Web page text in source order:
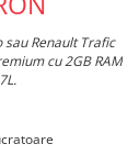
Renault Trafic
cu 2GB RAM